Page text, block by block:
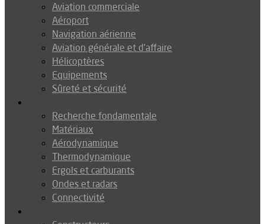
Aviation commerciale
Aéroport
Navigation aérienne
Aviation générale et d’affaire
Hélicoptères
Equipements
Sûreté et sécurité
Recherche fondamentale
Matériaux
Aérodynamique
Thermodynamique
Ergols et carburants
Ondes et radars
Connectivité